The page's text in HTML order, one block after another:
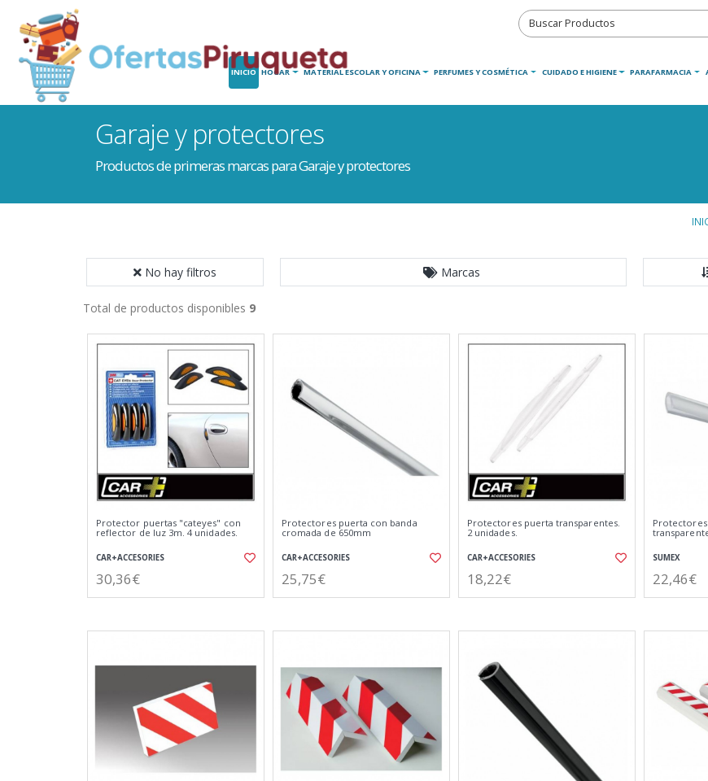
INICIO HOGAR MATERIAL ESCOLAR Y OFICINA PERFUMES Y COSMÉTICA CUIDADO E HIGIENE PARAFARMACIA
Garaje y protectores
Productos de primeras marcas para Garaje y protectores
No hay filtros Marcas
Total de productos disponibles 9
Protector puertas "cateyes" con
reflector de luz 3m. 4 unidades.
CAR+ACCESORIES
30,36€
Protectores puerta con banda
cromada de 650mm
CAR+ACCESORIES
25,75€
Protectores puerta transparentes.
2 unidades.
CAR+ACCESORIES
18,22€
SUMEX
22,46€